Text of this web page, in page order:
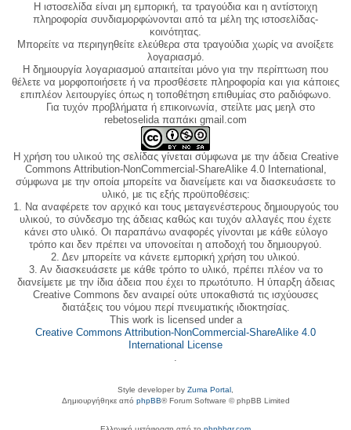
Η ιστοσελίδα είναι μη εμπορική, τα τραγούδια και η αντίστοιχη
πληροφορία συνδιαμορφώνονται από τα μέλη της ιστοσελίδας-
κοινότητας.
Μπορείτε να περιηγηθείτε ελεύθερα στα τραγούδια χωρίς να ανοίξετε
λογαριασμό.
Η δημιουργία λογαριασμού απαιτείται μόνο για την περίπτωση που
θέλετε να μορφοποιήσετε ή να προσθέσετε πληροφορία και για κάποιες
επιπλέον λειτουργίες όπως η τοποθέτηση επιθυμίας στο ραδιόφωνο.
Για τυχόν προβλήματα ή επικοινωνία, στείλτε μας μεηλ στο
rebetoselida παπάκι gmail.com
Η χρήση του υλικού της σελίδας γίνεται σύμφωνα με την άδεια Creative
Commons Attribution-NonCommercial-ShareAlike 4.0 International,
σύμφωνα με την οποία μπορείτε να διανείμετε και να διασκευάσετε το
υλικό, με τις εξής προϋποθέσεις:
1. Να αναφέρετε τον αρχικό και τους μεταγενέστερους δημιουργούς του
υλικού, το σύνδεσμο της άδειας καθώς και τυχόν αλλαγές που έχετε
κάνει στο υλικό. Οι παραπάνω αναφορές γίνονται με κάθε εύλογο
τρόπο και δεν πρέπει να υπονοείται η αποδοχή του δημιουργού.
2. Δεν μπορείτε να κάνετε εμπορική χρήση του υλικού.
3. Αν διασκευάσετε με κάθε τρόπο το υλικό, πρέπει πλέον να το
διανείμετε με την ίδια άδεια που έχει το πρωτότυπο. Η ύπαρξη άδειας
Creative Commons δεν αναιρεί ούτε υποκαθιστά τις ισχύουσες
διατάξεις του νόμου περί πνευματικής ιδιοκτησίας.
This work is licensed under a
Creative Commons Attribution-NonCommercial-ShareAlike 4.0
International License
.
Style developer by Zuma Portal
Δημιουργήθηκε από phpBB® Forum Software © phpBB Limited